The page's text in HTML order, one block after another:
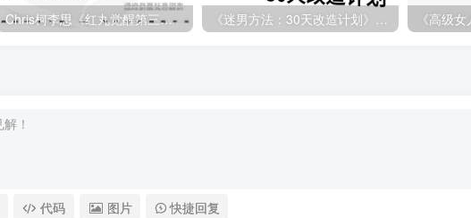
Chris柯李思《红丸觉醒第三版》电子书/无水印 《迷男方法：30天改造计划》pdf电子版/无水印
代码 图片 快捷回复